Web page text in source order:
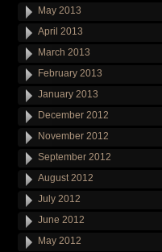
May 2013
April 2013
March 2013
February 2013
January 2013
December 2012
November 2012
September 2012
August 2012
July 2012
June 2012
May 2012